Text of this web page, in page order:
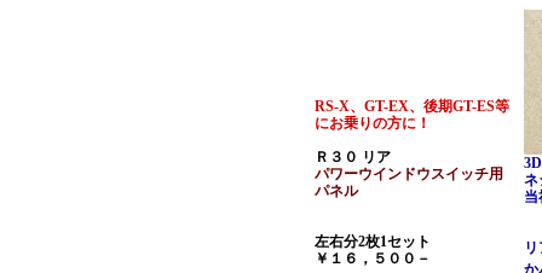
RS-X、GT-EX、後期GT-ES等
にお乗りの方に！
Ｒ３０ リア
パワーウインドウスイッチ用
パネル
左右分2枚1セット
￥１６，５００－
ネ
当
か